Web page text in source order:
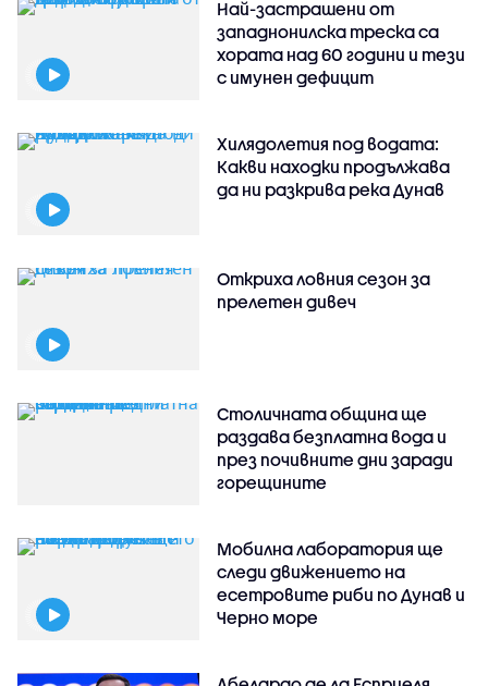
Най-застрашени от
западнонилска треска са
хората над 60 години и тези
с имунен дефицит
Хилядолетия под водата:
Какви находки продължава
да ни разкрива река Дунав
Откриха ловния сезон за
прелетен дивеч
Столичната община ще
раздава безплатна вода и
през почивните дни заради
горещините
Мобилна лаборатория ще
следи движението на
есетровите риби по Дунав и
Черно море